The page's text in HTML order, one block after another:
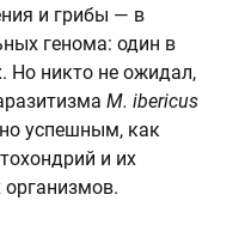
и грибы — в
генома: один в
Но никто не ожидал,
M. ibericus
успешным, как
и их
организмов.